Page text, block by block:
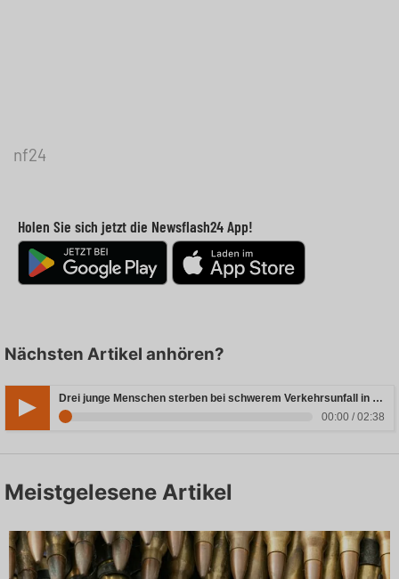
nf24
Holen Sie sich jetzt die Newsflash24 App!
Nächsten Artikel anhören?
Drei junge Menschen sterben bei schwerem Verkehrsunfall in Rheinland-Pfalz
00:00 / 02:38
Meistgelesene Artikel